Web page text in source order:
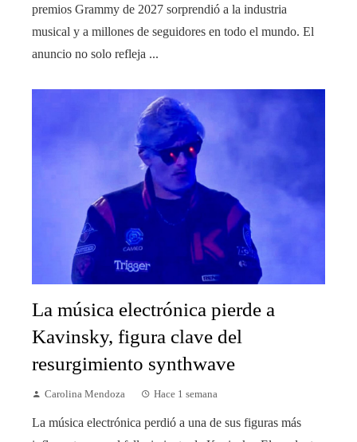
premios Grammy de 2027 sorprendió a la industria
musical y a millones de seguidores en todo el mundo. El
anuncio no solo refleja ...
La música electrónica pierde a
Kavinsky, figura clave del
resurgimiento synthwave
Carolina Mendoza Hace 1 semana
La música electrónica perdió a una de sus figuras más